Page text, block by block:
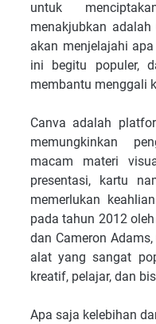
untuk
menakjubkan
akan menjelajahi
ini begitu populer,
membantu menggali
Canva adalah
memungkinkan
macam materi
presentasi, kartu
memerlukan
pada tahun 2012
dan Cameron
alat yang sangat
kreatif, pelajar, dan
Apa saja kelebihan